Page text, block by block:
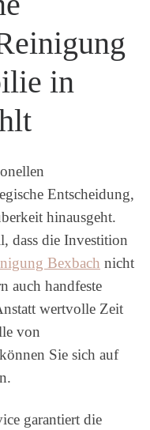
in
Entscheidung,
hinausgeht.
dass die Investition
Bexbach nicht
auch handfeste
wertvolle Zeit
von
Sie sich auf
garantiert die